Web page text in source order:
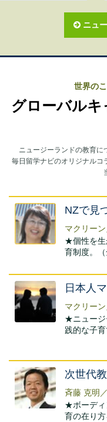
ニュ
世界の
グローバル
ニュージーランドの教育に
毎日留学ナビのオリジナル
NZで見
マクリー
★個性を生
育制度。（
日本人
マクリー
★ニュージ
践的な子育
次世代
斉藤 克明
★ボーディ
育の在り方